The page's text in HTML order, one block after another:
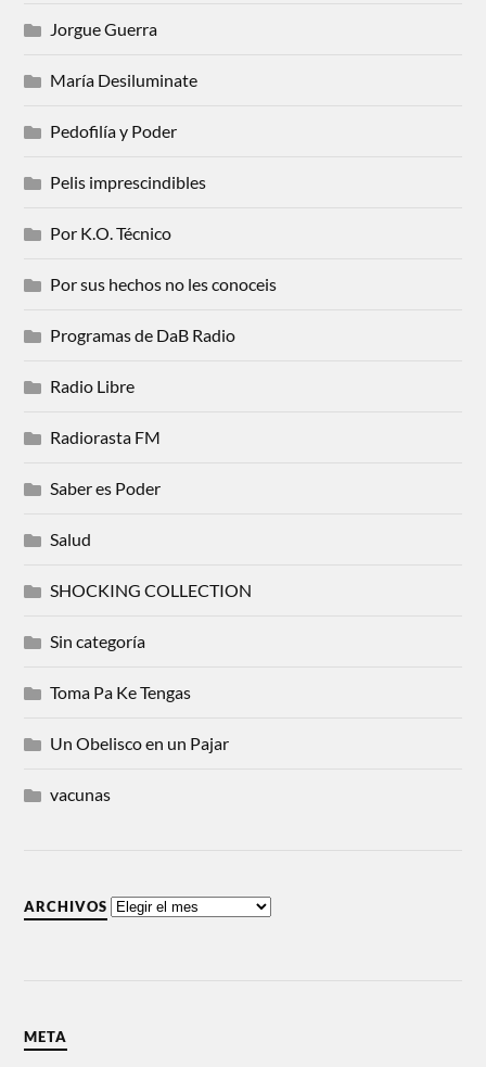
Jorgue Guerra
María Desiluminate
Pedofilía y Poder
Pelis imprescindibles
Por K.O. Técnico
Por sus hechos no les conoceis
Programas de DaB Radio
Radio Libre
Radiorasta FM
Saber es Poder
Salud
SHOCKING COLLECTION
Sin categoría
Toma Pa Ke Tengas
Un Obelisco en un Pajar
vacunas
ARCHIVOS
META